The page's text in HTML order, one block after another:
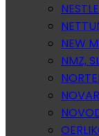
NEW
NMZ,